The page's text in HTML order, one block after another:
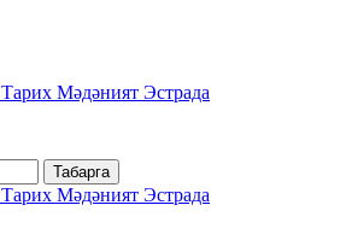
Тарих Мәдәният Эстрада
Табарга
Тарих Мәдәният Эстрада